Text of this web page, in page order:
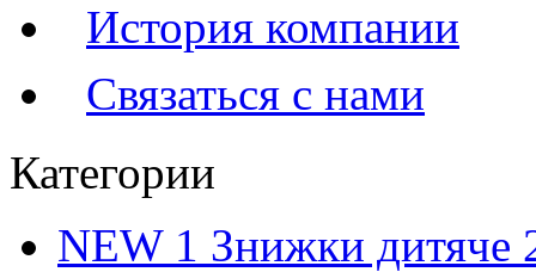
История компании
Связаться с нами
Категории
NEW 1 Знижки дитяче